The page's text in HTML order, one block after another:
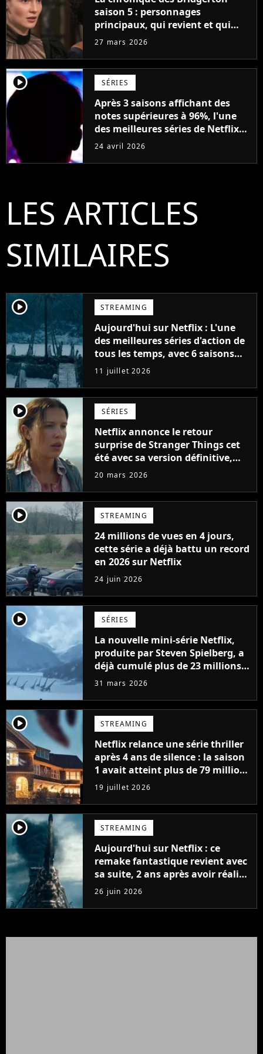
saison 5 : personnages
principaux, qui revient et qui
part, saut dans le temps et tout
série
27 mars 2026
player2 SÉRIES
Après 3 saisons affichant des
notes supérieures à 96%, l'une
des meilleures séries de Netflix
s'achève bientôt avec un film qui
personnages
24 avril 2026
LES ARTICLES
SIMILAIRES
player2 STREAMING
Aujourd'hui sur Netflix : L'une
des meilleures séries d'action de
tous les temps, avec 6 saisons
parfaites
11 juillet 2026
player2 SÉRIES
Netflix annonce le retour
surprise de Stranger Things cet
été avec sa version définitive,
une décision historique
20 mars 2026
player2 STREAMING
24 millions de vues en 4 jours,
cette série a déjà battu un record
en 2026 sur Netflix
24 juin 2026
player2 SÉRIES
La nouvelle mini-série Netflix,
produite par Steven Spielberg, a
déjà cumulé plus de 23 millions
de vues
31 mars 2026
player2 STREAMING
Netflix relance une série thriller
après 4 ans de silence : la saison
1 avait atteint plus de 79 millions
de vues
19 juillet 2026
player2 STREAMING
Aujourd'hui sur Netflix : ce
remake fantastique revient avec
sa suite, 2 ans après avoir réalisé
60 millions de vues et régné 6
semaines dans le Top 10
26 juin 2026